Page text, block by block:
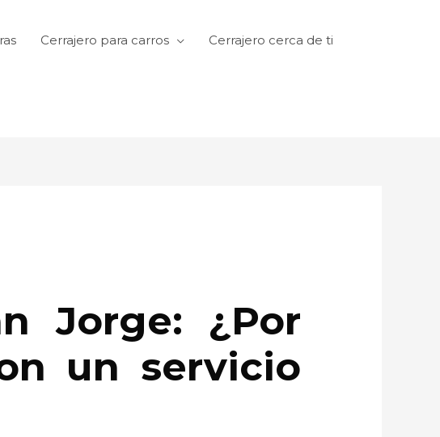
Cerrajero para carros Cerrajero cerca de ti
Jorge: ¿Por
un servicio